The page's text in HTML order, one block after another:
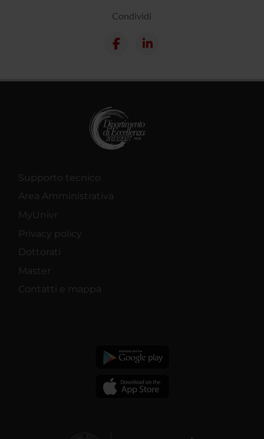
Condividi
Supporto tecnico
Area Amministrativa
MyUnivr
Privacy policy
Dottorati
Master
Contatti e mappa